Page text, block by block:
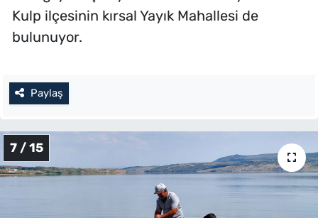
Kulp ilçesinin kırsal Yayık Mahallesi de
bulunuyor.
Paylaş
7 / 15